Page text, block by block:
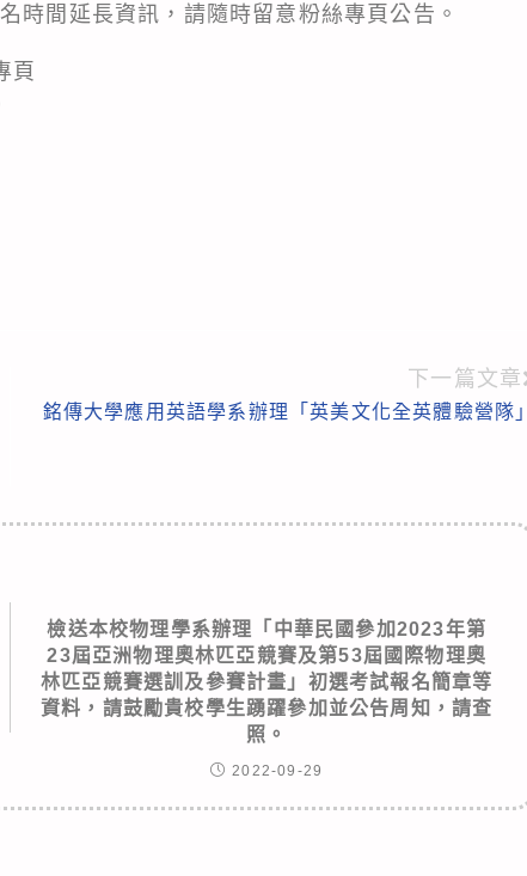
時間延長資訊，請隨時留意粉絲專頁公告。
頁
下一篇文章
銘傳大學應用英語學系辦理「英美文化全英體驗營隊」
檢送本校物理學系辦理「中華民國參加2023年第
23屆亞洲物理奧林匹亞競賽及第53屆國際物理奧
林匹亞競賽選訓及參賽計畫」初選考試報名簡章等
資料，請鼓勵貴校學生踴躍參加並公告周知，請查
照。
2022-09-29